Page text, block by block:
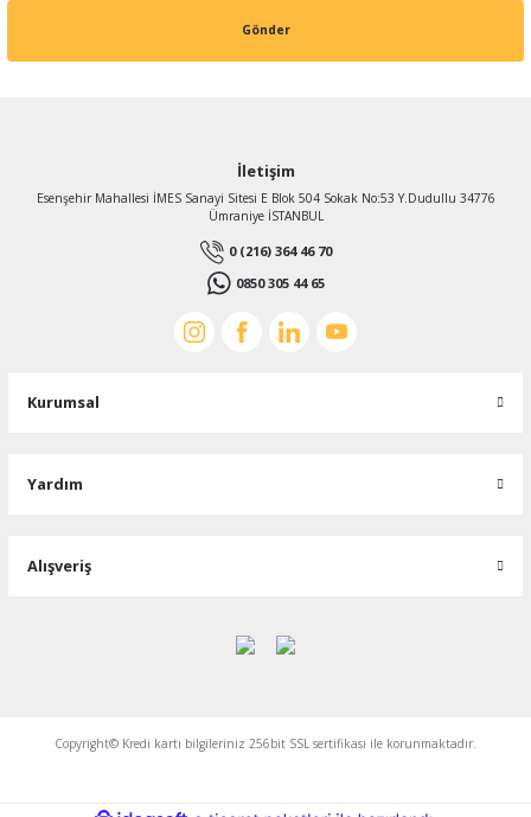
Gönder
İletişim
Esenşehir Mahallesi İMES Sanayi Sitesi E Blok 504 Sokak No:53 Y.Dudullu 34776
Ümraniye İSTANBUL
0 (216) 364 46 70
0850 305 44 65
Kurumsal
Yardım
Alışveriş
Copyright© Kredi kartı bilgileriniz 256bit SSL sertifikası ile korunmaktadır.